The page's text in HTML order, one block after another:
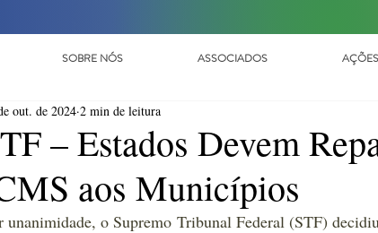
SOBRE NÓS ASSOCIADOS AÇÕES
– Estados Devem
aos Municípios
out. de 2024 2 min de leitura
unanimidade, o Supremo Tribunal Federal (STF)